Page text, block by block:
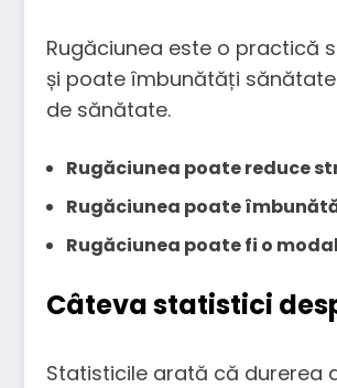
Rugăciunea este o practică
și poate îmbunătăți
de sănătate.
Rugăciunea poate reduce
Rugăciunea poate
Rugăciunea poate fi o
Câteva statistici
Statisticile arată că durerea